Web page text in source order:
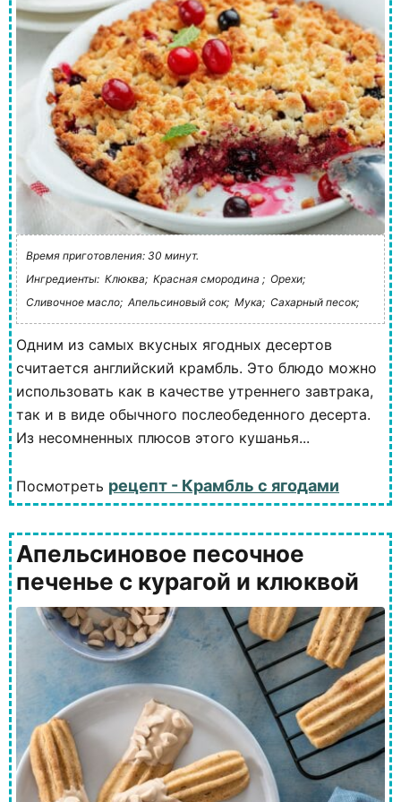
Время приготовления: 30 минут.
Ингредиенты: Клюква; Красная смородина ; Орехи;
Сливочное масло; Апельсиновый сок; Мука; Сахарный песок;
Одним из самых вкусных ягодных десертов
считается английский крамбль. Это блюдо можно
использовать как в качестве утреннего завтрака,
так и в виде обычного послеобеденного десерта.
Из несомненных плюсов этого кушанья...
Посмотреть рецепт - Крамбль с ягодами
Апельсиновое песочное
печенье с курагой и клюквой